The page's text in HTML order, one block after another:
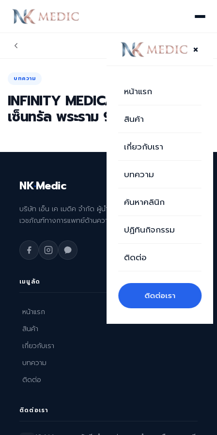
×
หน้าแรก
สินค้า
เกี่ยวกับเรา
บทความ
ค้นหาคลินิก
ปฏิทินกิจกรรม
ติดต่อ
ติดต่อเรา
บทความ
INFINITY MEDICAL CLINIC
เซ็นทรัล พระราม 9
NK·Medic
บริษัท เอ็น เค เมดิค จำกัด ผู้นำเข้าและจัดจำหน่าย
เวชภัณฑ์ทางการแพทย์ด้านความงามระดับพรีเมียม
เมนูลัด
หน้าแรก
สินค้า
เกี่ยวกับเรา
บทความ
ติดต่อ
ติดต่อเรา